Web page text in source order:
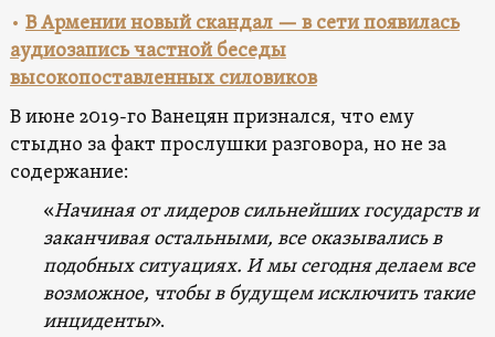
• В Армении новый скандал — в сети появилась
аудиозапись частной беседы
высокопоставленных силовиков
В июне 2019-го Ванецян признался, что ему
стыдно за факт прослушки разговора, но не за
содержание:
«Начиная от лидеров сильнейших государств и
заканчивая остальными, все оказывались в
подобных ситуациях. И мы сегодня делаем все
возможное, чтобы в будущем исключить такие
инциденты».